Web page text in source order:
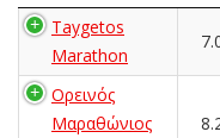
Taygetos
Marathon
Ορεινός
Μαραθώνιος